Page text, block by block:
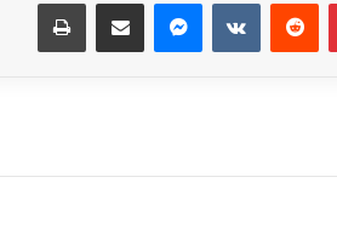
روجينا لـ أشرف زكي: حبيب
راسي.. ربنا يحفظ عمرك ليا
«الست» لـ منى زكي في 4 أيام